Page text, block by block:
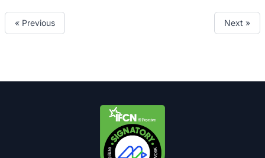
« Previous Next »